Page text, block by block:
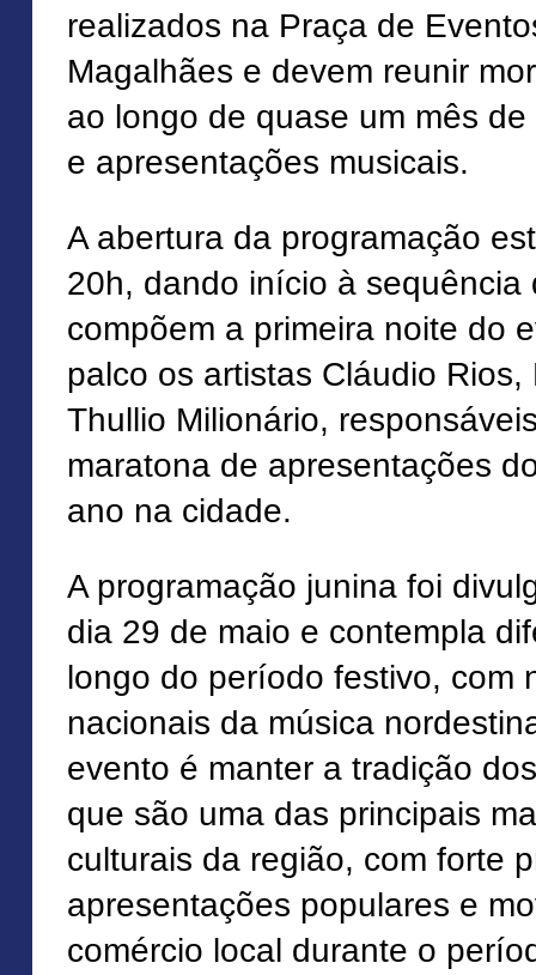
realizados na Praça de
Magalhães e devem reunir
ao longo de quase um mês
e apresentações musicais.
A abertura da programação
20h, dando início à sequência
compõem a primeira noite do
palco os artistas Cláudio
Thullio Milionário,
maratona de apresentações
ano na cidade.
A programação junina foi
dia 29 de maio e contempla
longo do período festivo, com
nacionais da música
evento é manter a tradição
que são uma das principais
culturais da região, com forte
apresentações populares e
comércio local durante o